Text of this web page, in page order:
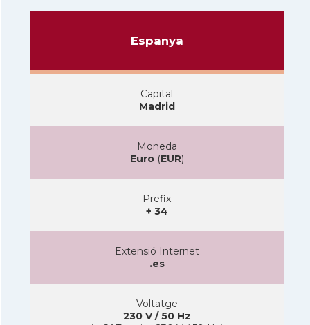
Espanya
Capital
Madrid
Moneda
Euro(EUR)
Prefix
+ 34
Extensió Internet
.es
Voltatge
230 V / 50 Hz